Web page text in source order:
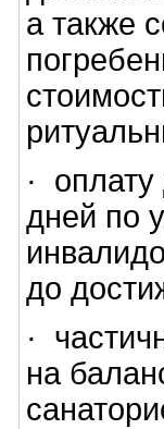
а также
·
дней по
до
·
на